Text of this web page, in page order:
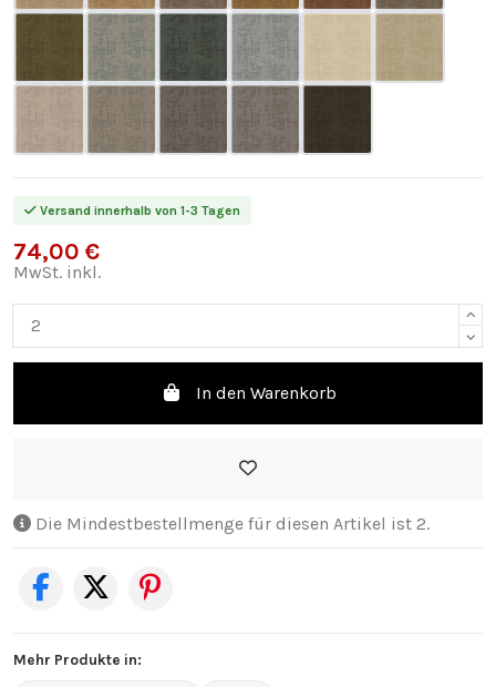
Versand innerhalb von 1-3 Tagen
74,00 €
MwSt. inkl.
In den Warenkorb
Die Mindestbestellmenge für diesen Artikel ist 2.
Mehr Produkte in: